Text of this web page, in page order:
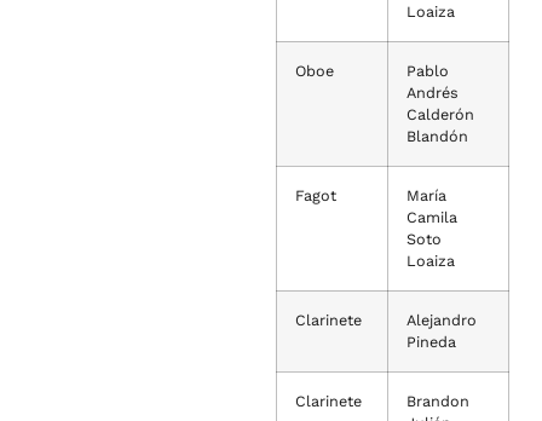
Loaiza
Oboe
Pablo
Andrés
Calderón
Blandón
Fagot
María
Camila
Soto
Loaiza
Clarinete
Alejandro
Pineda
Clarinete
Brandon